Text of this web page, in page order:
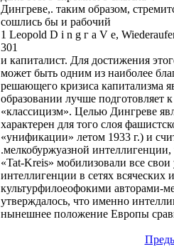
Дингреве,. таким образом,
сошлись бы и рабочий
1 Leopold D і n g г a V е,
301
и капиталист. Для достижения
может быть одним из наиболее
решающего кризиса капитализма
образовании лучше подготовляет
«классицизм». Целью Дингреве
характерен для того слоя
«унификации» летом 1933 г.) и
.мелкобуржуазной
«Tat-Kreis» мобилизовали все
интеллигенции в сетях
культурфилоеофокими авторами-
утверждалось, что именно
нынешнее положение Европы